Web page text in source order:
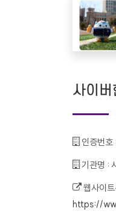
사이
인증번호 :
기관명 :
웹사이
https://